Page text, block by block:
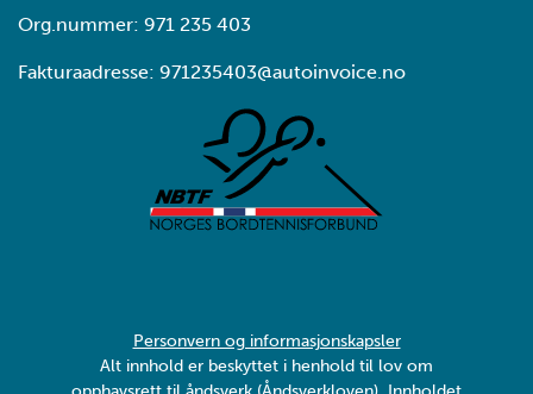
Org.nummer: 971 235 403
Fakturaadresse: 971235403@autoinvoice.no
Personvern og informasjonskapsler
Alt innhold er beskyttet i henhold til lov om